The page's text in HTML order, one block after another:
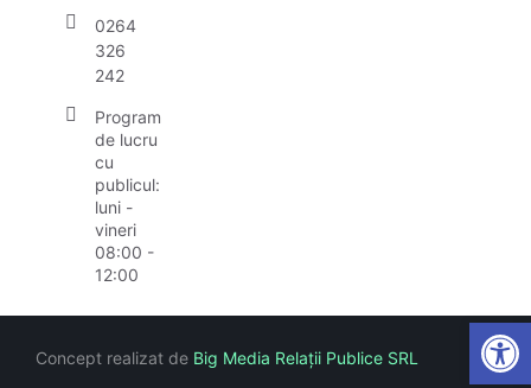
0264
326
242
Program
de lucru
cu
publicul:
luni -
vineri
08:00 -
12:00
Concept realizat de Big Media Relații Publice SRL